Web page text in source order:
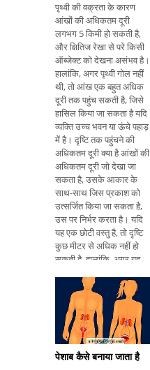
पृथ्वी की वक्रता के कारण
आंखों की अधिकतम दूरी
लगभग 5 किमी हो सकती है,
और क्षितिज रेखा से परे किसी
ऑब्जेक्ट को देखना असंभव है।
हालांकि, अगर पृथ्वी गोल नहीं
थी, तो आंख एक बहुत अधिक
दूरी तक पहुंच सकती है, जिसे
हासिल किया जा सकता है यदि
व्यक्ति उच्च भवन या ऊंचे पहाड़
में है। दृष्टि तक पहुंचने की
अधिकतम दूरी क्या है आंखों की
अधिकतम दूरी जो देखा जा
सकता है, उसके आकार के
साथ-साथ जिस प्रकाश को
उत्सर्जित किया जा सकता है,
उस पर निर्भर करता है। यदि
यह एक छोटी वस्तु है, तो दृष्टि
कुछ मीटर से अधिक नहीं हो
सकती है, हालांकि, अगर यह
उत्सर्जित करता है, जैसे लैंप या
जला हुआ मोमबत्ती
पेशाब कैसे बनाया जाता है